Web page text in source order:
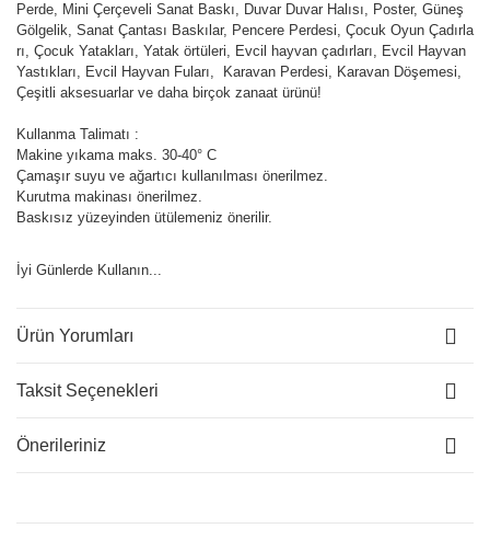
Perde, Mini Çerçeveli Sanat Baskı, Duvar Duvar Halısı, Poster, Güneş
Gölgelik, Sanat Çantası Baskılar, Pencere Perdesi, Çocuk Oyun Çadırla
rı, Çocuk Yatakları, Yatak örtüleri, Evcil hayvan çadırları, Evcil Hayvan
Yastıkları, Evcil Hayvan Fuları, Karavan Perdesi, Karavan Döşemesi,
Çeşitli aksesuarlar ve daha birçok zanaat ürünü!
Kullanma Talimatı :
Makine yıkama maks. 30-40° C
Çamaşır suyu ve ağartıcı kullanılması önerilmez.
Kurutma makinası önerilmez.
Baskısız yüzeyinden ütülemeniz önerilir.
İyi Günlerde Kullanın...
Ürün Yorumları
Taksit Seçenekleri
Önerileriniz